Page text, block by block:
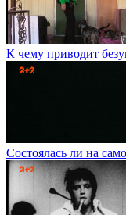
К чему приводит
Состоялась ли на